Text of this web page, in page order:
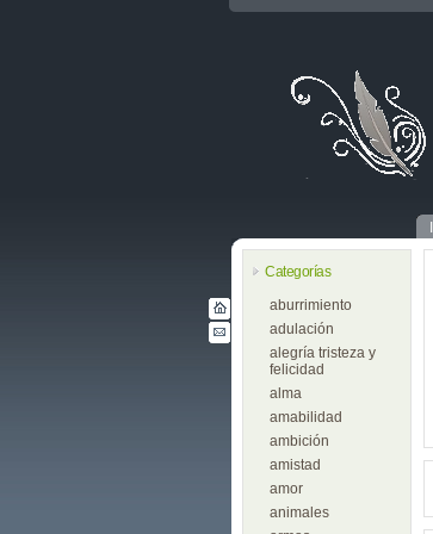
Categorías
aburrimiento
adulación
alegría tristeza y
felicidad
alma
amabilidad
ambición
amistad
amor
animales